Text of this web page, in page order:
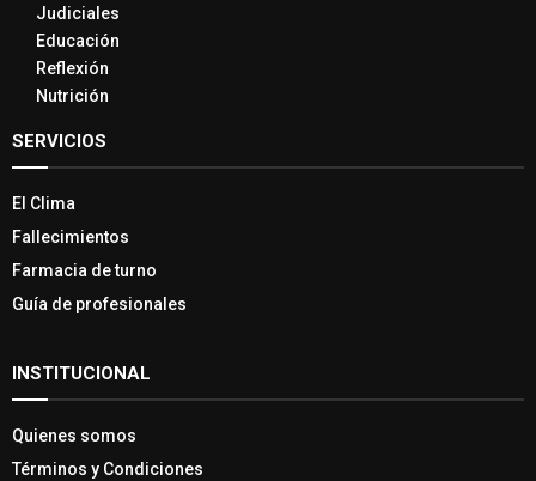
Judiciales
Educación
Reflexión
Nutrición
SERVICIOS
El Clima
Fallecimientos
Farmacia de turno
Guía de profesionales
INSTITUCIONAL
Quienes somos
Términos y Condiciones